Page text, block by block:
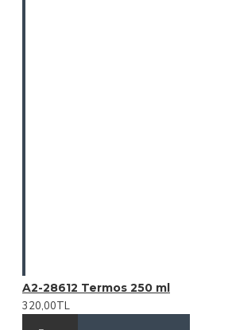
A2-28612 Termos 250 ml
320,00TL